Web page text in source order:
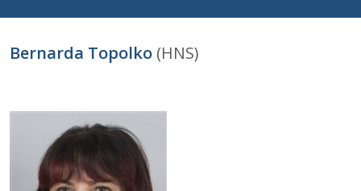
Bernarda Topolko (HNS)